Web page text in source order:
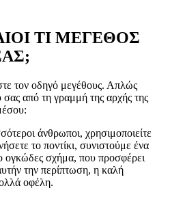
ΤΙ ΜΕΓΕΘΟΣ
τον οδηγό μεγέθους. Απλώς
σας από τη γραμμή της αρχής της
άνθρωποι, χρησιμοποιείτε
το ποντίκι, συνιστούμε ένα
ογκώδες σχήμα, που προσφέρει
την περίπτωση, η καλή
οφέλη.